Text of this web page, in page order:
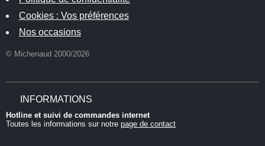
Cookies : Vos préférences
Nos occasions
© Michenaud 2000/2026
INFORMATIONS
Hotline et suivi de commandes internet
Toutes les informations sur notre page de contact